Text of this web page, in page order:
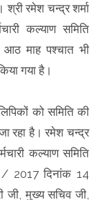
रमेश चन्द्र शर्मा
कल्याण समिति
आठ माह पश्चात भी
गया है।
को समिति की
रहा है। रमेश चन्द्र
कल्याण समिति
2017 दिनांक 14
जी, मुख्य सचिव जी,